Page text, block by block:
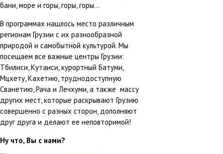
бани, море и горы, горы, горы...
В программах нашлось место различным
регионам Грузии с их разнообразной
природой и самобытной культурой. Мы
посещаем все важные центры Грузии:
Тбилиси, Кутаиси, курортный Батуми,
Мцхету, Кахетию, труднодоступную
Сванетию, Рача и Лечхуми, а также массу
других мест, которые раскрывают Грузию
совершенно с разных сторон, дополняют
друг друга и делают ее неповторимой!
Ну что, Вы с нами?